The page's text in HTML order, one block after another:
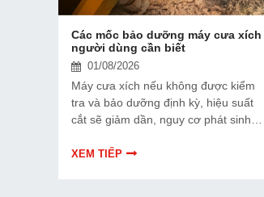
Các mốc bảo dưỡng máy cưa xích
người dùng cần biết
01/08/2026
Máy cưa xích nếu không được kiểm
tra và bảo dưỡng định kỳ, hiệu suất
cắt sẽ giảm dần, nguy cơ phát sinh
nên bảo dưỡng cưa xích một lần?
XEM TIẾP